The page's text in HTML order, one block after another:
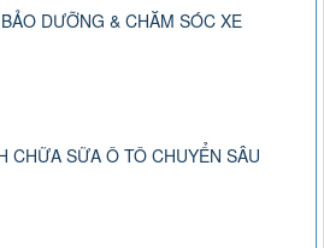
DƯỠNG & CHĂM SÓC XE
CHỮA SỮA Ô TÔ CHUYỂN SÂU